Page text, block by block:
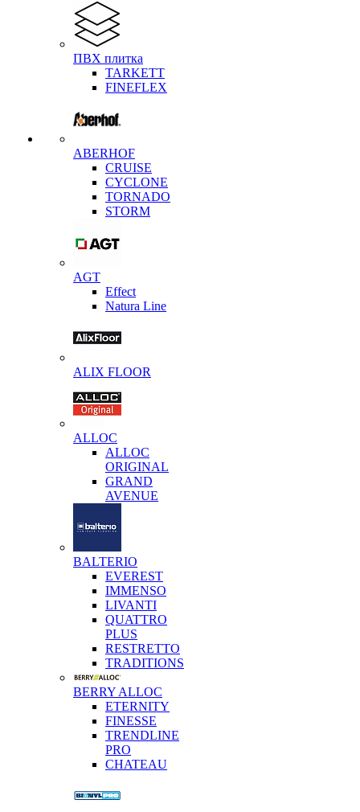
ПВХ плитка
TARKETT
FINEFLEX
ABERHOF
CRUISE
CYCLONE
TORNADO
STORM
AGT
Effect
Natura Line
ALIX FLOOR
ALLOC
ALLOC
ORIGINAL
GRAND
AVENUE
BALTERIO
EVEREST
IMMENSO
LIVANTI
QUATTRO
PLUS
RESTRETTO
TRADITIONS
BERRY ALLOC
ETERNITY
FINESSE
TRENDLINE
PRO
CHATEAU